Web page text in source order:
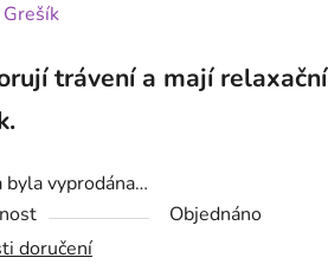
Grešík
trávení a mají relaxační
byla vyprodána…
Objednáno
doručení